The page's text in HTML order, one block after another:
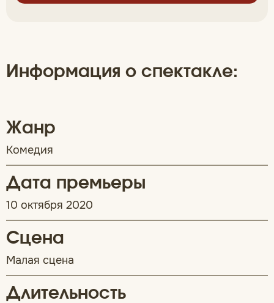
Информация о спектакле:
Жанр
Комедия
Дата премьеры
10 октября 2020
Сцена
Малая сцена
Длительность